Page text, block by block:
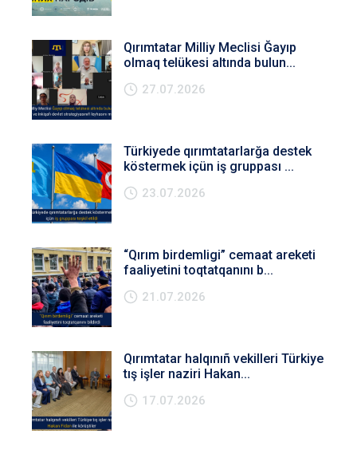
Qırımtatar Milliy Meclisi Ğayıp
olmaq telükesi altında bulun...
27.07.2026
Türkiyede qırımtatarlarğa destek
köstermek içün iş gruppası ...
23.07.2026
“Qırım birdemligi” cemaat areketi
faaliyetini toqtatqanını b...
21.07.2026
Qırımtatar halqınıñ vekilleri Türkiye
tış işler naziri Hakan...
17.07.2026